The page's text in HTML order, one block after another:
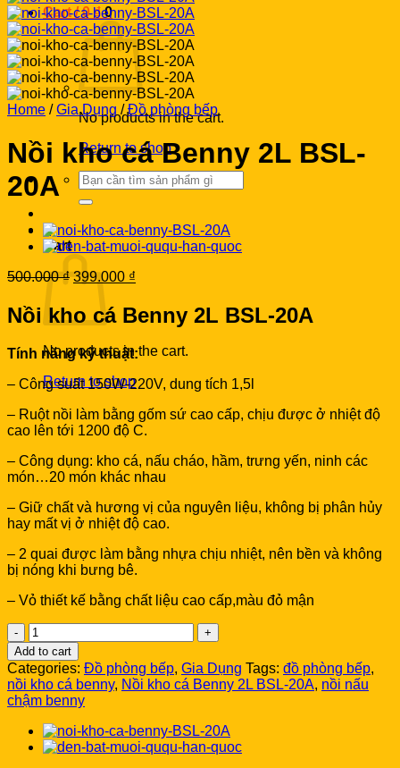
Cart /0₫ 0
No products in the cart.
Return to shop
Search
for:
0
Cart
No products in the cart.
Return to shop
Home / Gia Dụng / Đồ phòng bếp
Nồi kho cá Benny 2L BSL-
20A
500.000₫Original
was:
500.000 ₫.
399.000 ₫
is:
399.000 ₫.
Nồi kho cá Benny 2L BSL-20A
Tính năng kỹ thuật:
– Công suất 150W-220V, dung tích 1,5l
– Ruột nồi làm bằng gốm sứ cao cấp, chịu được ở nhiệt độ
cao lên tới 1200 độ C.
– Công dụng: kho cá, nấu cháo, hầm, trưng yến, ninh các
món…20 món khác nhau
– Giữ chất và hương vị của nguyên liệu, không bị phân hủy
hay mất vị ở nhiệt độ cao.
– 2 quai được làm bằng nhựa chịu nhiệt, nên bền và không
bị nóng khi bưng bê.
– Vỏ thiết kế bằng chất liệu cao cấp,màu đỏ mận
Nồi
kho
cá
Benny
2L
BSL-
20A
quantity
Add to cart
Categories: Đồ phòng bếp, Gia Dụng Tags: đồ phòng bếp,
nồi kho cá benny, Nồi kho cá Benny 2L BSL-20A, nồi nấu
chậm benny